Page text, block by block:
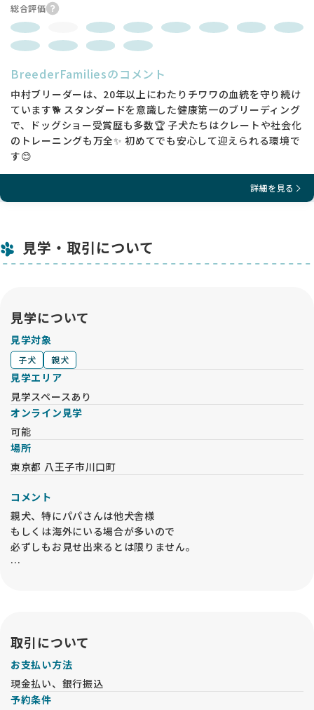
総合評価
BreederFamiliesのコメント
中村ブリーダーは、20年以上にわたりチワワの血統を守り続け
ています🐕 スタンダードを意識した健康第一のブリーディング
で、ドッグショー受賞歴も多数🏆 子犬たちはクレートや社会化
のトレーニングも万全✨ 初めてでも安心して迎えられる環境で
す😊
詳細を見る
見学・取引について
見学について
見学対象
子犬 親犬
見学エリア
見学スペースあり
オンライン見学
可能
場所
東京都 八王子市川口町
コメント
親犬、特にパパさんは他犬舎様
もしくは海外にいる場合が多いので
必ずしもお見せ出来るとは限りません。
取引について
お支払い方法
現金払い、銀行振込
予約条件